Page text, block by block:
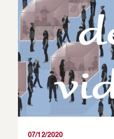
07/12/2020